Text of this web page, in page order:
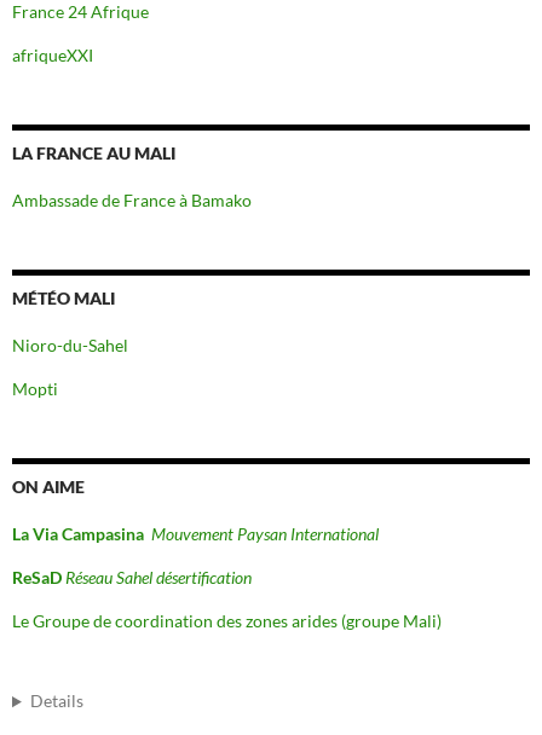
France 24 Afrique
afriqueXXI
LA FRANCE AU MALI
Ambassade de France à Bamako
MÉTÉO MALI
Nioro-du-Sahel
Mopti
ON AIME
La Via Campasina Mouvement Paysan International
ReSaD Réseau Sahel désertification
Le Groupe de coordination des zones arides (groupe Mali)
Details